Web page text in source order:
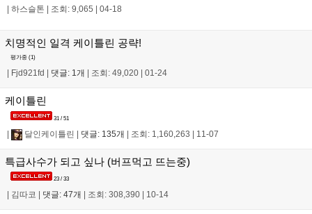
하스슬톤 조회: 9,065 04-18
치명적인 일격 케이틀린 공략!
평가중 (1)
Fjd921fd 댓글: 1개 조회: 49,020 01-24
케이틀린
31 / 51
| 달인케이틀린 | 댓글: 135개 | 조회: 1,160,263 | 11-07
특급사수가 되고 싶나 (버프먹고 뜨는중)
23 / 33
김따코 댓글: 47개 조회: 308,390 10-14